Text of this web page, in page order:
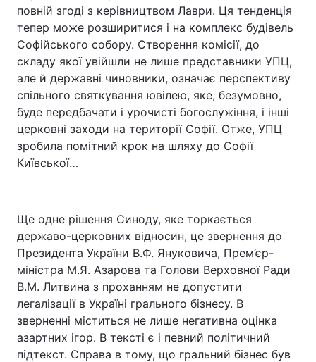
повній згоді з керівництвом Лаври. Ця тенденція
тепер може розширитися і на комплекс будівель
Софійського собору. Створення комісії, до
складу якої увійшли не лише представники УПЦ,
але й державні чиновники, означає перспективу
спільного святкування ювілею, яке, безумовно,
буде передбачати і урочисті богослужіння, і інші
церковні заходи на території Софії. Отже, УПЦ
зробила помітний крок на шляху до Софії
Київської…
Ще одне рішення Синоду, яке торкається
державо-церковних відносин, це звернення до
Президента України В.Ф. Януковича, Прем’єр-
міністра М.Я. Азарова та Голови Верховної Ради
В.М. Литвина з проханням не допустити
легалізації в Україні грального бізнесу. В
зверненні міститься не лише негативна оцінка
азартних ігор. В тексті є і певний політичний
підтекст. Справа в тому, що гральний бізнес був